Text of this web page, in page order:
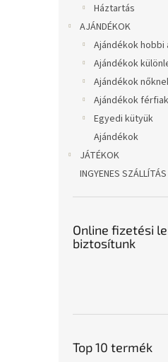
Háztartás
AJÁNDÉKOK
Ajándékok hobbi
Ajándékok
Ajándékok
Ajándékok
Egyedi kütyük
Ajándékok
JÁTÉKOK
INGYENES SZÁLLÍTÁS
Online fizetési
biztosítunk
Top 10 termék